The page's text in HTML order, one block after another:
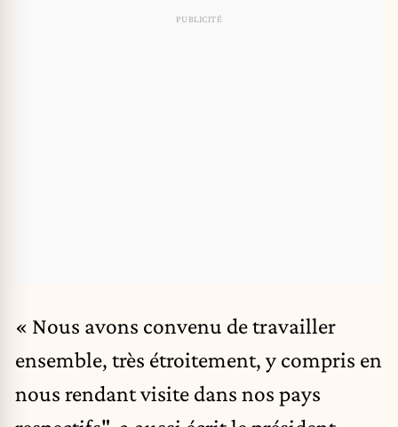
« Nous avons convenu de travailler
ensemble, très étroitement, y compris en
nous rendant visite dans nos pays